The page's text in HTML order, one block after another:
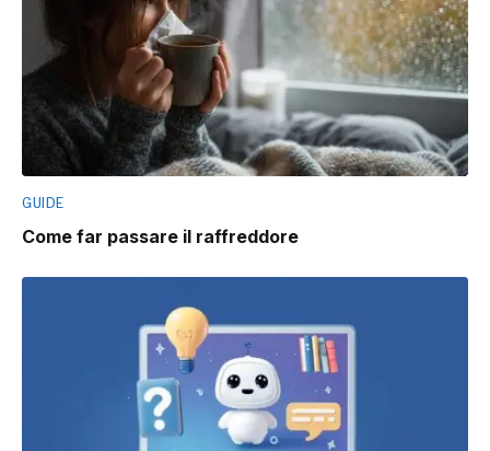
GUIDE
Come far passare il raffreddore